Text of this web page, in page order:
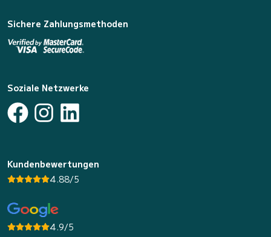
Sichere Zahlungsmethoden
Soziale Netzwerke
Kundenbewertungen
4.88/5
4.9/5